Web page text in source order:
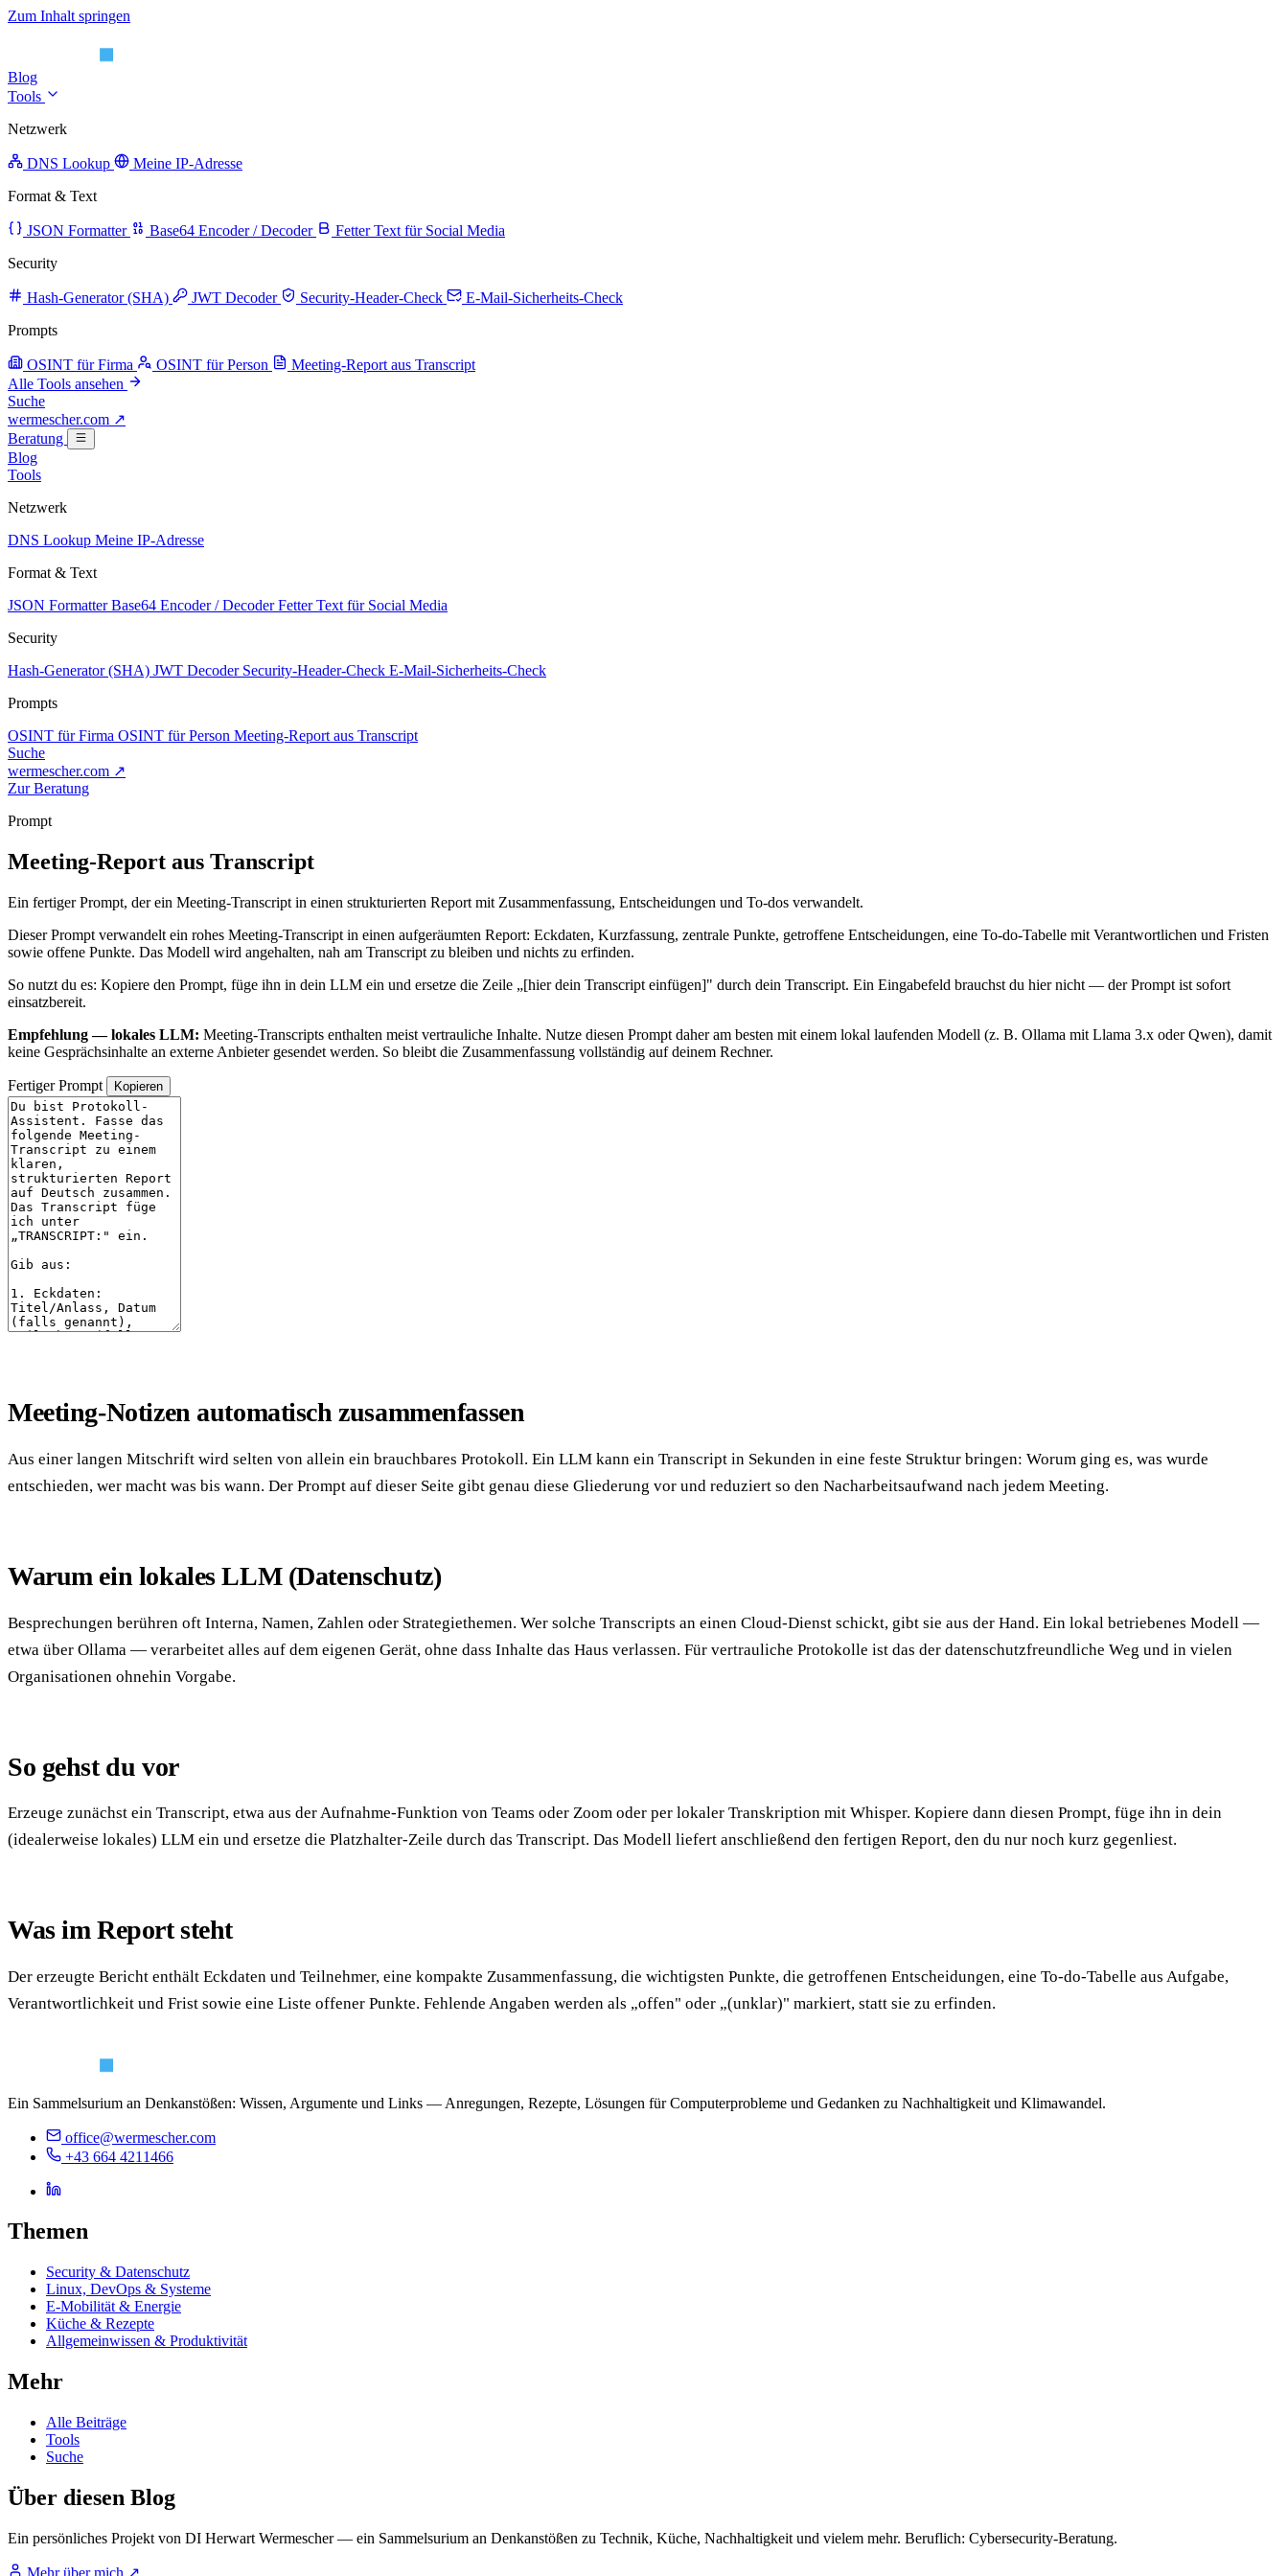
Zum Inhalt springen
Blog
Tools
Netzwerk
DNS Lookup
Meine IP-Adresse
Format & Text
JSON Formatter Base64 Encoder / Decoder
Fetter Text für Social Media
Security
Hash-Generator (SHA) JWT Decoder Security-Header-Check
E-Mail-Sicherheits-Check
Prompts
OSINT für Firma OSINT für Person
Meeting-Report aus Transcript
Alle Tools ansehen
Suche
wermescher.com ↗
Beratung
Blog
Tools
Netzwerk
DNS Lookup Meine IP-Adresse
Format & Text
JSON FormatterBase64 Encoder / DecoderFetter Text für Social Media
Security
Hash-Generator (SHA) JWT Decoder Security-Header-Check E-Mail-Sicherheits-Check
Prompts
OSINT für Firma OSINT für Person Meeting-Report aus Transcript
Suche
wermescher.com ↗
Zur Beratung
Prompt
Meeting-Report aus Transcript
Ein fertiger Prompt, der ein Meeting-Transcript in einen strukturierten Report mit Zusammenfassung, Entscheidungen und To-dos verwandelt.
Dieser Prompt verwandelt ein rohes Meeting-Transcript in einen aufgeräumten Report: Eckdaten, Kurzfassung, zentrale Punkte, getroffene Entscheidungen, eine To-do-Tabelle mit Verantwortlichen und Fristen
sowie offene Punkte. Das Modell wird angehalten, nah am Transcript zu bleiben und nichts zu erfinden.
So nutzt du es: Kopiere den Prompt, füge ihn in dein LLM ein und ersetze die Zeile „[hier dein Transcript einfügen]" durch dein Transcript. Ein Eingabefeld brauchst du hier nicht — der Prompt ist sofort
einsatzbereit.
Empfehlung — lokales LLM: Meeting-Transcripts enthalten meist vertrauliche Inhalte. Nutze diesen Prompt daher am besten mit einem lokal laufenden Modell (z. B. Ollama mit Llama 3.x oder Qwen), damit
keine Gesprächsinhalte an externe Anbieter gesendet werden. So bleibt die Zusammenfassung vollständig auf deinem Rechner.
Fertiger Prompt Kopieren
Meeting-Notizen automatisch zusammenfassen
Aus einer langen Mitschrift wird selten von allein ein brauchbares Protokoll. Ein LLM kann ein Transcript in Sekunden in eine feste Struktur bringen: Worum ging es, was wurde
entschieden, wer macht was bis wann. Der Prompt auf dieser Seite gibt genau diese Gliederung vor und reduziert so den Nacharbeitsaufwand nach jedem Meeting.
Warum ein lokales LLM (Datenschutz)
Besprechungen berühren oft Interna, Namen, Zahlen oder Strategiethemen. Wer solche Transcripts an einen Cloud-Dienst schickt, gibt sie aus der Hand. Ein lokal betriebenes Modell —
etwa über Ollama — verarbeitet alles auf dem eigenen Gerät, ohne dass Inhalte das Haus verlassen. Für vertrauliche Protokolle ist das der datenschutzfreundliche Weg und in vielen
Organisationen ohnehin Vorgabe.
So gehst du vor
Erzeuge zunächst ein Transcript, etwa aus der Aufnahme-Funktion von Teams oder Zoom oder per lokaler Transkription mit Whisper. Kopiere dann diesen Prompt, füge ihn in dein
(idealerweise lokales) LLM ein und ersetze die Platzhalter-Zeile durch das Transcript. Das Modell liefert anschließend den fertigen Report, den du nur noch kurz gegenliest.
Was im Report steht
Der erzeugte Bericht enthält Eckdaten und Teilnehmer, eine kompakte Zusammenfassung, die wichtigsten Punkte, die getroffenen Entscheidungen, eine To-do-Tabelle aus Aufgabe,
Verantwortlichkeit und Frist sowie eine Liste offener Punkte. Fehlende Angaben werden als „offen" oder „(unklar)" markiert, statt sie zu erfinden.
Ein Sammelsurium an Denkanstößen: Wissen, Argumente und Links — Anregungen, Rezepte, Lösungen für Computerprobleme und Gedanken zu Nachhaltigkeit und Klimawandel.
office@wermescher.com
+43 664 4211466
Themen
Security & Datenschutz
Linux, DevOps & Systeme
E-Mobilität & Energie
Küche & Rezepte
Allgemeinwissen & Produktivität
Mehr
Alle Beiträge
Tools
Suche
Über diesen Blog
Ein persönliches Projekt von DI Herwart Wermescher — ein Sammelsurium an Denkanstößen zu Technik, Küche, Nachhaltigkeit und vielem mehr. Beruflich: Cybersecurity-Beratung.
Mehr über mich ↗